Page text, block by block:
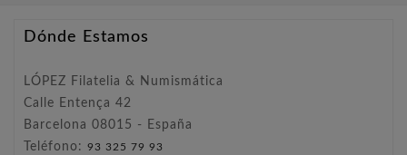
Dónde Estamos
LÓPEZ Filatelia & Numismática
Calle Entença 42
Barcelona 08015 - España
Teléfono: 93 325 79 93